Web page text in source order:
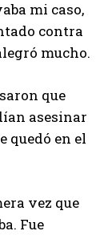
mi caso,
contra
mucho.
que
asesinar
quedó en el
vez que
Fue